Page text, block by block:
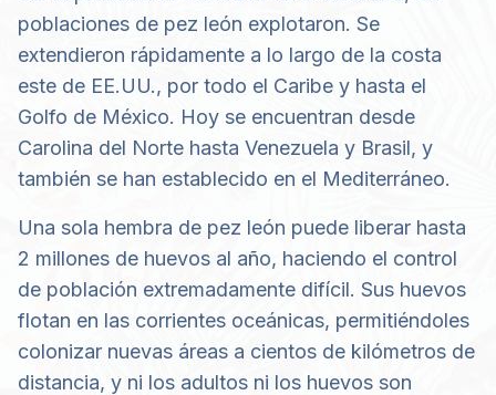
poblaciones de pez león explotaron. Se
extendieron rápidamente a lo largo de la costa
este de EE.UU., por todo el Caribe y hasta el
Golfo de México. Hoy se encuentran desde
Carolina del Norte hasta Venezuela y Brasil, y
también se han establecido en el Mediterráneo.
Una sola hembra de pez león puede liberar hasta
2 millones de huevos al año, haciendo el control
de población extremadamente difícil. Sus huevos
flotan en las corrientes oceánicas, permitiéndoles
colonizar nuevas áreas a cientos de kilómetros de
distancia, y ni los adultos ni los huevos son